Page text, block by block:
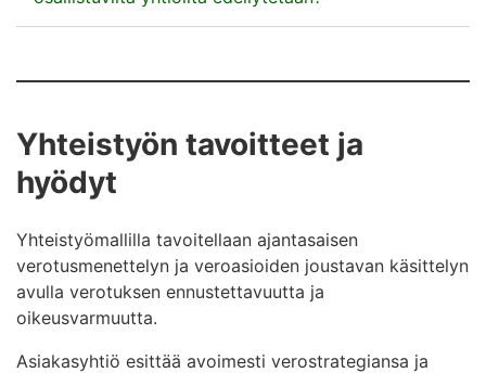
ennakollisesti tietoon Verohallinnon antamien
Asiakasyhtiön kanssa keskustellaan ennakollisesti
esiin nousevista yksittäisistä veroasioista ja -
kysymyksistä, jotta verotuksen ennustettavuus ja
Asiakasyhtiön verosuunnittelu perustuu yrityksen
liiketoiminnasta nouseviin tosiasiallisiin tarpeisiin
Yhteistyön tavoitteet ja
hyödyt
Yhteistyömallilla tavoitellaan ajantasaisen
verotusmenettelyn ja veroasioiden joustavan käsittelyn
avulla verotuksen ennustettavuutta ja
oikeusvarmuutta.
Asiakasyhtiö esittää avoimesti verostrategiansa ja